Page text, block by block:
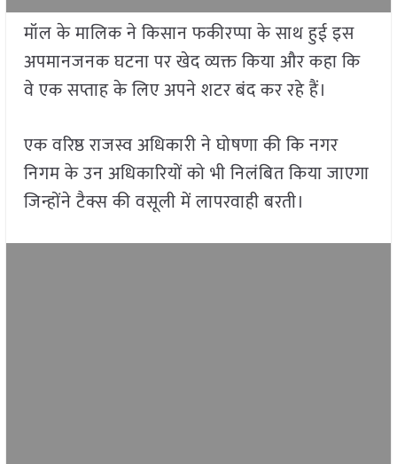
मॉल के मालिक ने किसान फकीरप्पा के साथ हुई इस
अपमानजनक घटना पर खेद व्यक्त किया और कहा कि
वे एक सप्ताह के लिए अपने शटर बंद कर रहे हैं।
एक वरिष्ठ राजस्व अधिकारी ने घोषणा की कि नगर
निगम के उन अधिकारियों को भी निलंबित किया जाएगा
जिन्होंने टैक्स की वसूली में लापरवाही बरती।